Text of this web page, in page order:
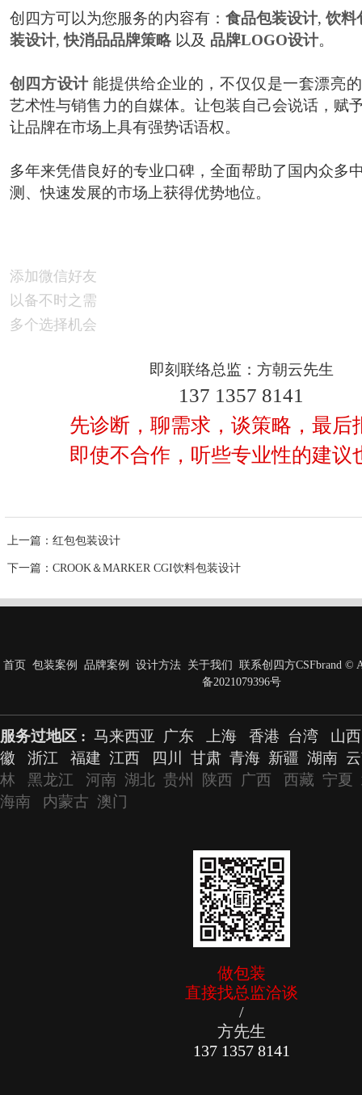
创四方可以为您服务的内容有： 食品包装设计,饮料
装设计,快消品品牌策略以及 品牌LOGO设计。
创四方设计 能提供给企业的，不仅仅是一套漂亮
艺术性与销售力的自媒体。让包装自己会说话，赋
让品牌在市场上具有强势话语权。
多年来凭借良好的专业口碑，全面帮助了国内众多
测、快速发展的市场上获得优势地位。
添加微信好友
以备不时之需
多个选择机会
即刻联络总监：方朝云先生
137 1357 8141
先诊断，聊需求，谈策略，最后
即使不合作，听些专业性的建议
上一篇：红包包装设计
下一篇：CROOK＆MARKER CGI饮料包装设计
首页 包装案例 品牌案例 设计方法 关于我们 联系创四方CSFbrand ©
备2021079396号
服务过地区 : 马来西亚 广东 上海 香港 台湾 山
徽 浙江 福建 江西 四川 甘肃 青海 新疆 湖南
林 黑龙江 河南 湖北 贵州 陕西 广西 西藏 宁
海南 内蒙古 澳门
做包装
直接找总监洽谈
/
方先生
137 1357 8141